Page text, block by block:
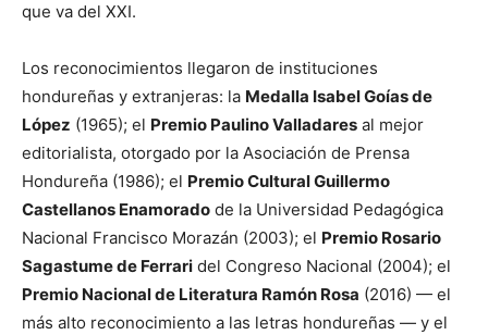
que va del XXI.
Los reconocimientos llegaron de instituciones
hondureñas y extranjeras: la Medalla Isabel Goías de
López (1965); el Premio Paulino Valladares al mejor
editorialista, otorgado por la Asociación de Prensa
Hondureña (1986); el Premio Cultural Guillermo
Castellanos Enamorado de la Universidad Pedagógica
Nacional Francisco Morazán (2003); el Premio Rosario
Sagastume de Ferrari del Congreso Nacional (2004); el
Premio Nacional de Literatura Ramón Rosa (2016) — el
más alto reconocimiento a las letras hondureñas — y el